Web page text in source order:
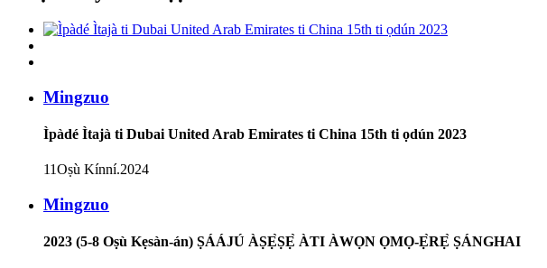
Mingzuo
Ìpàdé Ìtajà ti Dubai United Arab Emirates ti China 15th ti ọdún 2023
11Oṣù Kínní.2024
Mingzuo
2023 (5-8 Oṣù Kẹsàn-án) ṢÁÁJÚ ÀṢẸ̀ṢẸ̀ ÀTI ÀWỌN ỌMỌ-Ẹ̀RẸ̀ ṢÁNGHAI